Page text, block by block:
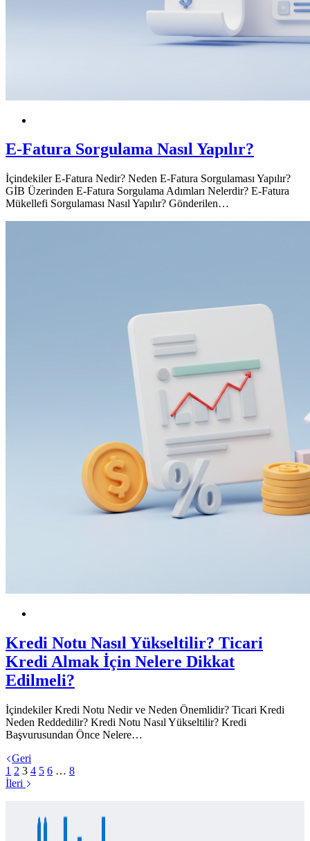
E-Fatura Sorgulama Nasıl Yapılır?
İçindekiler E-Fatura Nedir? Neden E-Fatura Sorgulaması Yapılır?
GİB Üzerinden E-Fatura Sorgulama Adımları Nelerdir? E-Fatura
Mükellefi Sorgulaması Nasıl Yapılır? Gönderilen…
Kredi Notu Nasıl Yükseltilir? Ticari
Kredi Almak İçin Nelere Dikkat
Edilmeli?
İçindekiler Kredi Notu Nedir ve Neden Önemlidir? Ticari Kredi
Neden Reddedilir? Kredi Notu Nasıl Yükseltilir? Kredi
Başvurusundan Önce Nelere…
Geri
1 2 3 4 5 6 … 8
İleri